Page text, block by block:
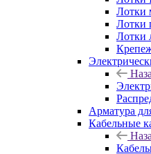
Лотки
Лотки
Лотки
Арматура
Кабельные